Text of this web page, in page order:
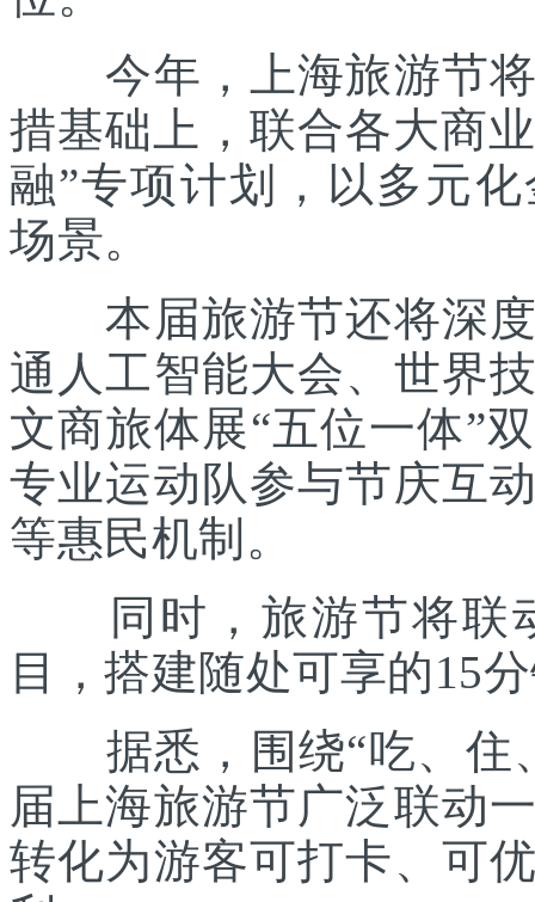
今年，上海旅游节将
措基础上，联合各大商
融”专项计划，以多元
场景。
本届旅游节还将深度
通人工智能大会、世界
文商旅体展“五位一体”
专业运动队参与节庆互
等惠民机制。
同时，旅游节将联
目，搭建随处可享的15
据悉，围绕“吃、住
届上海旅游节广泛联动
转化为游客可打卡、可